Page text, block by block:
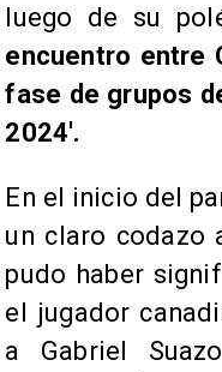
luego de su
encuentro entre
fase de grupos
2024'.
En el inicio del
un claro codazo
pudo haber
el jugador
a Gabriel